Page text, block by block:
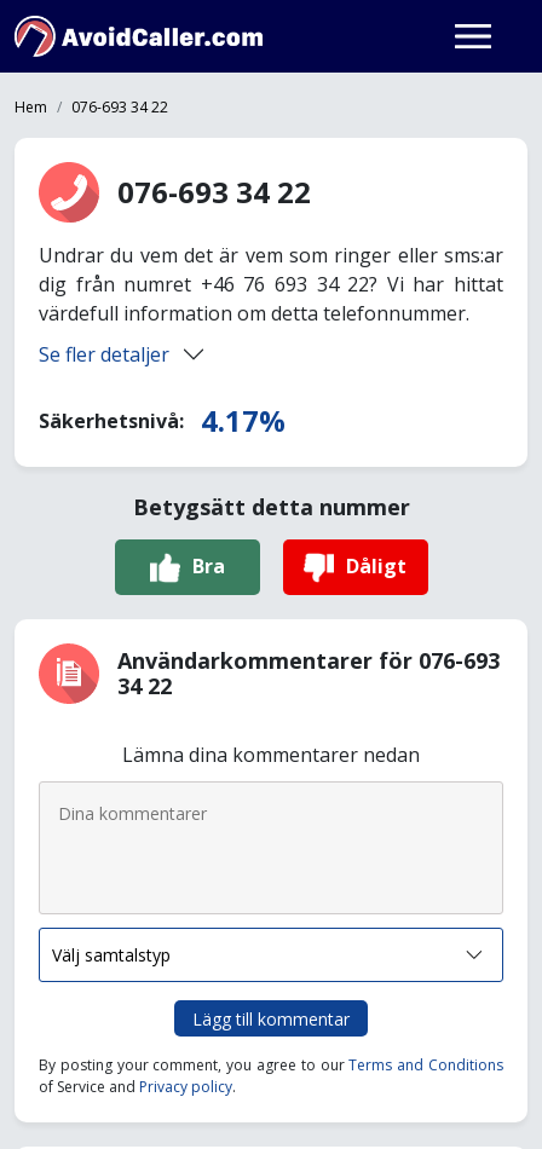
Hem 076-693 34 22
076-693 34 22
Undrar du vem det är vem som ringer eller sms:ar
dig från numret +46 76 693 34 22? Vi har hittat
värdefull information om detta telefonnummer.
Se fler detaljer
Säkerhetsnivå: 4.17%
Betygsätt detta nummer
Bra Dåligt
Användarkommentarer för 076-693
34 22
Lämna dina kommentarer nedan
Lägg till kommentar
By posting your comment, you agree to ourTerms and Conditions
of Service and Privacy policy.